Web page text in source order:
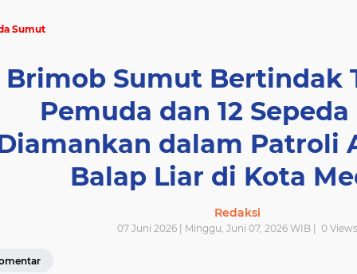
Sumut
Brimob Sumut Bertindak
Pemuda dan 12
dalam Patroli
Balap Liar di Kota
Redaksi
07 Juni 2026 | Minggu, Juni 07, 2026 WIB | 0 Views